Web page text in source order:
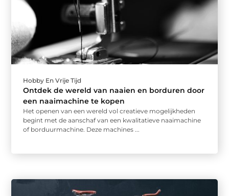
Hobby En Vrije Tijd
Ontdek de wereld van naaien en borduren door
een naaimachine te kopen
Het openen van een wereld vol creatieve mogelijkheden
begint met de aanschaf van een kwalitatieve naaimachine
of borduurmachine. Deze machines ...